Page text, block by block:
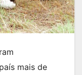
mais de